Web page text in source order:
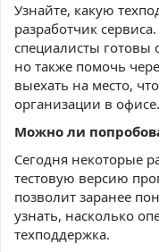
Узнайте, какую
разработчик
специалисты готовы
но также помочь
выехать на место,
организации в офисе.
Можно ли
Сегодня некоторые
тестовую версию
позволит заранее
узнать, насколько
техподдержка.